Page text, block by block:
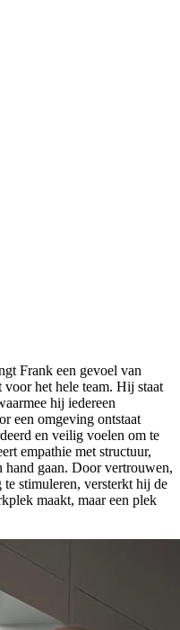
Frank een gevoel van
het hele team. Hij staat
hij iedereen
een omgeving ontstaat
en veilig voelen om te
empathie met structuur,
hand gaan. Door vertrouwen,
stimuleren, versterkt hij de
maakt, maar een plek